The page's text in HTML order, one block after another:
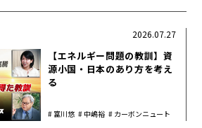
【エネルギー問題の教訓】資
源小国・日本のあり方を考え
る
富川悠
中嶋裕
カーボンニュート
2026.07.27